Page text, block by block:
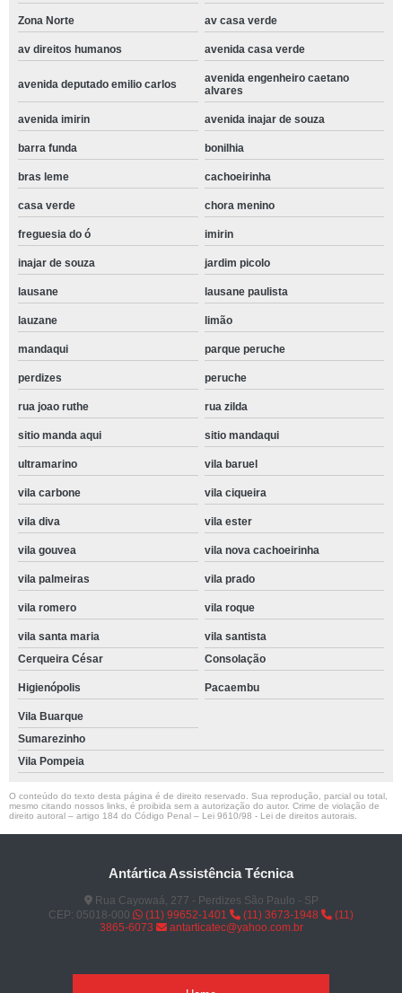
Zona Norte av casa verde
av direitos humanos avenida casa verde
avenida deputado emilio carlos
avenida engenheiro caetano
alvares
avenida imirin avenida inajar de souza
barra funda bonilhia
bras leme cachoeirinha
casa verde chora menino
freguesia do ó imirin
inajar de souza jardim picolo
lausane lausane paulista
lauzane limão
mandaqui parque peruche
perdizes peruche
rua joao ruthe rua zilda
sitio manda aqui sitio mandaqui
ultramarino vila baruel
vila carbone vila ciqueira
vila diva vila ester
vila gouvea vila nova cachoeirinha
vila palmeiras vila prado
vila romero vila roque
vila santa maria
vila santista
Cerqueira César
Consolação
Higienópolis Pacaembu
Vila Buarque
Sumarezinho
Vila Pompeia
O conteúdo do texto desta página é de direito reservado. Sua reprodução, parcial ou total,
mesmo citando nossos links, é proibida sem a autorização do autor. Crime de violação de
direito autoral – artigo 184 do Código Penal – Lei 9610/98 - Lei de direitos autorais
Antártica Assistência Técnica
Rua Cayowaá, 277 - Perdizes São Paulo - SP
CEP: 05018-000
(11) 99652-1401 (11) 3673-1948
(11)
3865-6073
antarticatec@yahoo.com.br